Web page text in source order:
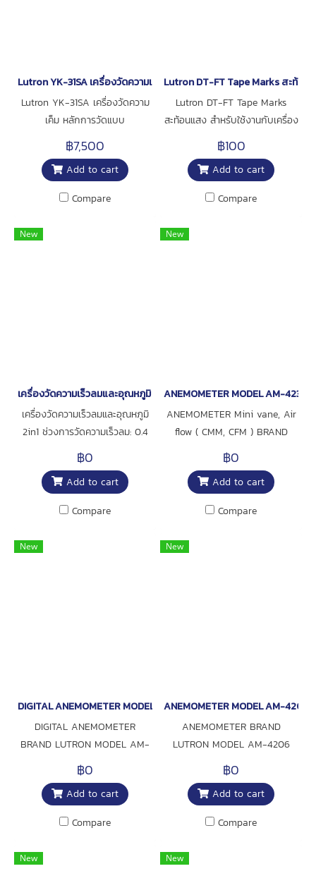
Lutron YK-31SA เครื่องวัดความเค็ม
Lutron YK-31SA เครื่องวัดความ
เค็ม หลักการวัดแบบ
Conductivity ฟังก์ชั่นชดเชย
อุณหภูมิอัตโนมัติ (0 ถึง 50°C)
ยี่ห้อ Lutron
฿7,500
Add to cart
Compare
Lutron DT-FT Tape Marks สะท้อน
Lutron DT-FT Tape Marks
สะท้อนแสง สำหรับใช้งานกับเครื่อง
วัดความเร็วรอบ Lutron รุ่น DT-
2234B, DT-2234BL, DT-2236,
DT-2238 ยี่ห้อ Lutron, Taiwan
฿100
Add to cart
Compare
New
เครื่องวัดความเร็วลมและอุณหภูมิ 2in1
เครื่องวัดความเร็วลมและอุณหภูมิ
2in1 ช่วงการวัดความเร็วลม: 0.4
to 30.0 m/s | ช่วงการวัด
อุณหภูมิ 0 to 50°C หน่วยวัด
ความเร็วลม m/s, km/h, ft/min,
knots, mile/h มีฟังก์ชั่นเรียกดูค่า
Max, Min หรือ Hold ค่าหน้าจอได้
และปิดเครื่องอัตโนมัติเมื่อไม่ใช้งาน
฿0
Add to cart
Compare
New
ANEMOMETER MODEL AM-
ANEMOMETER Mini vane, Air
flow ( CMM, CFM ) BRAND
LUTRON MODEL AM-4233SD
฿0
Add to cart
Compare
New
DIGITAL ANEMOMETER MODEL AM-4200
DIGITAL ANEMOMETER
BRAND LUTRON MODEL AM-
4200
฿0
Add to cart
Compare
New
ANEMOMETER MODEL AM-4206
ANEMOMETER BRAND
LUTRON MODEL AM-4206
฿0
Add to cart
Compare
New New